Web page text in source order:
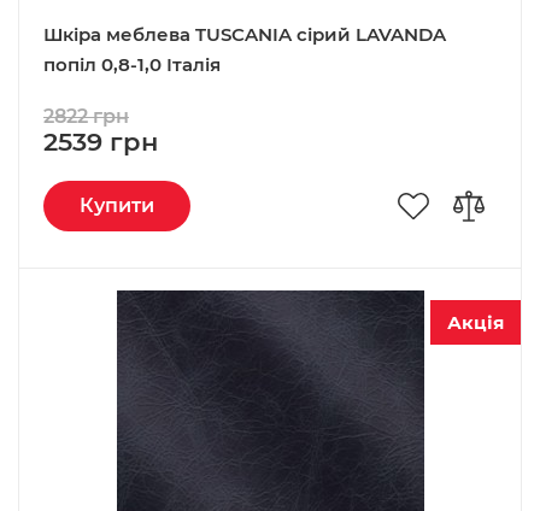
Шкіра меблева TUSCANIA сірий LAVANDA
попіл 0,8-1,0 Італія
2539 грн
2822 грн
Купити
Акція